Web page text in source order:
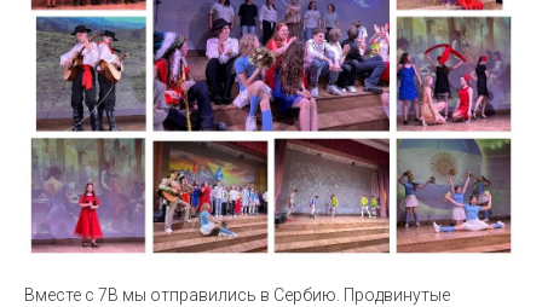
Вместе с 7В мы отправились в Сербию. Продвинутые